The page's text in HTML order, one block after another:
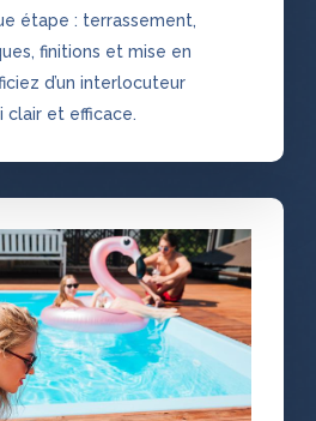
étape : terrassement,
finitions et mise en
d’un interlocuteur
clair et efficace.